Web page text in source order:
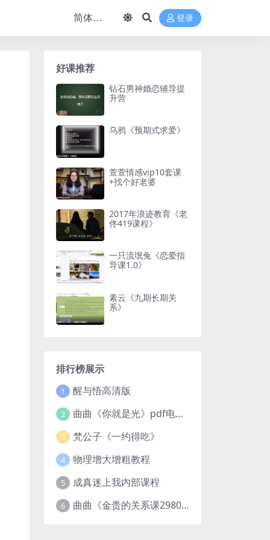
登录
好课推荐
钻石男神婚恋辅导提
升营
乌鸦《预期式求爱》
萱萱情感vip10套课
+找个好老婆
2017年浪迹教育《老
佟419课程》
一只流氓兔《恋爱指
导课1.0》
素云《九期长期关
系》
排行榜展示
1 醒与悟高清版
2 曲曲《你就是光》pdf电子版
3 梵公子《一约得吃》
4 物理增大增粗教程
5 成真迷上我内部课程
6 曲曲《金贵的关系课2980》